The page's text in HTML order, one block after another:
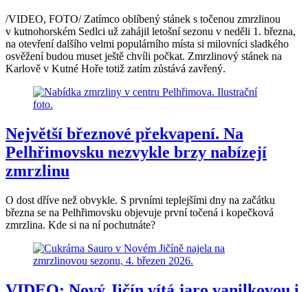
/VIDEO, FOTO/ Zatímco oblíbený stánek s točenou zmrzlinou
v kutnohorském Sedlci už zahájil letošní sezonu v neděli 1. března,
na otevření dalšího velmi populárního místa si milovníci sladkého
osvěžení budou muset ještě chvíli počkat. Zmrzlinový stánek na
Karlově v Kutné Hoře totiž zatím zůstává zavřený.
Největší březnové překvapení. Na
Pelhřimovsku nezvykle brzy nabízejí
zmrzlinu
O dost dříve než obvykle. S prvními teplejšími dny na začátku
března se na Pelhřimovsku objevuje první točená i kopečková
zmrzlina. Kde si na ní pochutnáte?